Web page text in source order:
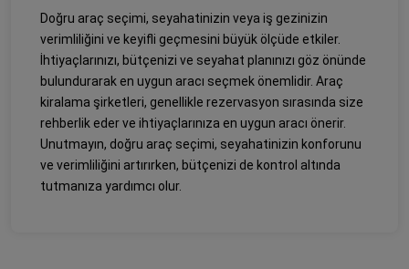
Doğru araç seçimi, seyahatinizin veya iş gezinizin
verimliliğini ve keyifli geçmesini büyük ölçüde etkiler.
İhtiyaçlarınızı, bütçenizi ve seyahat planınızı göz önünde
bulundurarak en uygun aracı seçmek önemlidir. Araç
kiralama şirketleri, genellikle rezervasyon sırasında size
rehberlik eder ve ihtiyaçlarınıza en uygun aracı önerir.
Unutmayın, doğru araç seçimi, seyahatinizin konforunu
ve verimliliğini artırırken, bütçenizi de kontrol altında
tutmanıza yardımcı olur.